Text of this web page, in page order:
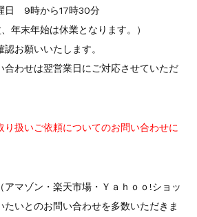
日 9時から17時30分
年末年始は休業となります。）
お願いいたします。
合わせは翌営業日にご対応させていただ
り扱いご依頼についてのお問い合わせに
アマゾン・楽天市場・Ｙａｈｏｏ!ショッ
たいとのお問い合わせを多数いただきま